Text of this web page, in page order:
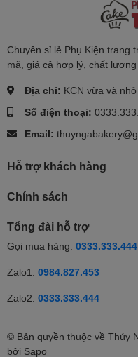
Chuyên sỉ lẻ Phụ Kiện trang
mã, giá cả hợp lý, chất
Địa chỉ: KCN vừa và
Số điện thoại:
Email:
Hỗ trợ khách hàng
Chính sách
Tổng đài hỗ trợ
Gọi mua hàng: 0333.333.444
Zalo1: 0984.827.453
Zalo2: 0333.333.444
© Bản quyền thuộc về Thúy
bởi Sapo